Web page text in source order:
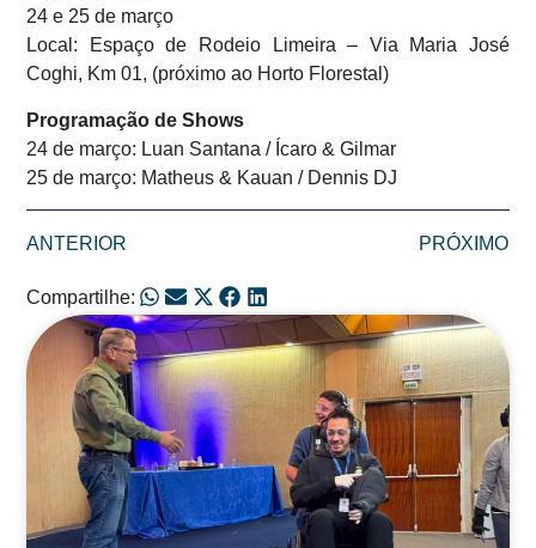
24 e 25 de março
Local: Espaço de Rodeio Limeira – Via Maria José
Coghi, Km 01, (próximo ao Horto Florestal)
Programação de Shows
24 de março: Luan Santana / Ícaro & Gilmar
25 de março: Matheus & Kauan / Dennis DJ
ANTERIOR PRÓXIMO
Compartilhe:
Posts Relacionados